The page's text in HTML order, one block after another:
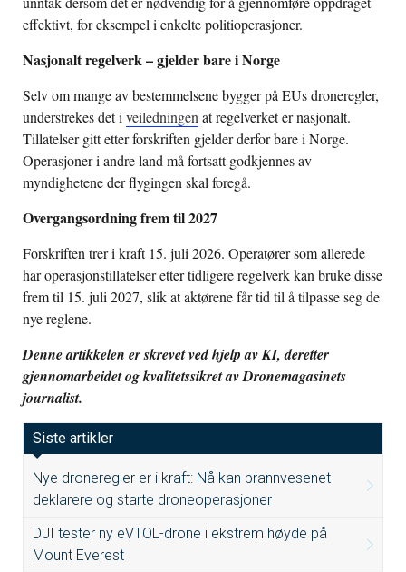
effektivt, for eksempel i enkelte politioperasjoner.
Nasjonalt regelverk – gjelder bare i Norge
Selv om mange av bestemmelsene bygger på EUs droneregler,
understrekes det iveiledningenat regelverket er nasjonalt.
Tillatelser gitt etter forskriften gjelder derfor bare i Norge.
Operasjoner i andre land må fortsatt godkjennes av
myndighetene der flygingen skal foregå.
Overgangsordning frem til 2027
Forskriften trer i kraft 15. juli 2026. Operatører som allerede
har operasjonstillatelser etter tidligere regelverk kan bruke disse
frem til 15. juli 2027, slik at aktørene får tid til å tilpasse seg de
nye reglene.
Denne artikkelen er skrevet ved hjelp av KI, deretter
gjennomarbeidet og kvalitetssikret av Dronemagasinets
journalist.
Siste artikler
Nye droneregler er i kraft: Nå kan brannvesenet
deklarere og starte droneoperasjoner
DJI tester ny eVTOL-drone i ekstrem høyde på
Mount Everest